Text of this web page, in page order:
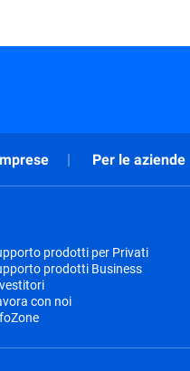
Per le aziende
prodotti per Privati
prodotti Business
con noi